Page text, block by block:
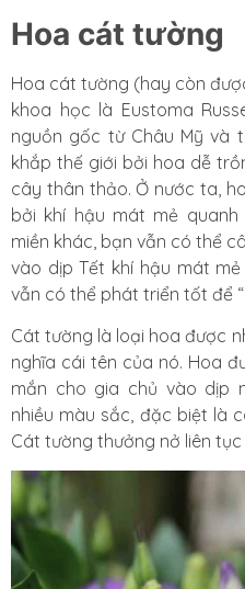
Hoa cát tường
Hoa cát tường (hay còn
khoa học là Eustoma
nguồn gốc từ Châu Mỹ và
khắp thế giới bởi hoa dễ
cây thân thảo. Ở nước ta,
bởi khí hậu mát mẻ quanh
miền khác, bạn vẫn có thể
vào dịp Tết khí hậu mát
vẫn có thể phát triển tốt để
Cát tường là loại hoa được
nghĩa cái tên của nó. Hoa
mắn cho gia chủ vào dịp
nhiều màu sắc, đặc biệt là
Cát tường thưởng nở liên tục